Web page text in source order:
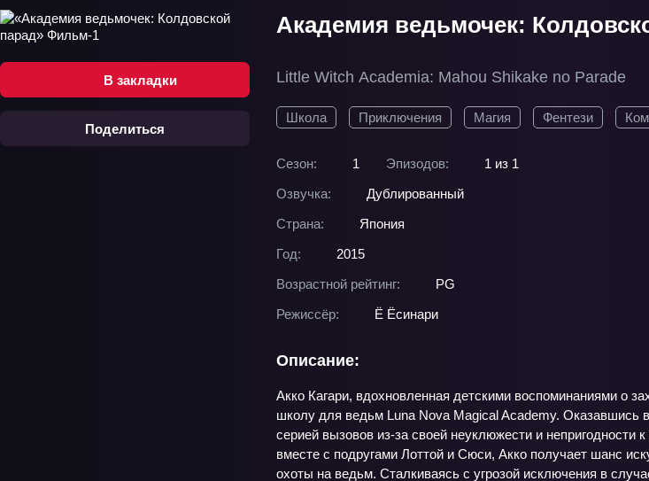
В закладки
Поделиться
Академия ведьмочек:
Little Witch Academia: Mahou Shikake no Parade
Школа Приключения Магия Фентези
Сезон: 1 Эпизодов:
1 из 1
Озвучка:
Дублированный
Страна:
Япония
Год:
2015
Возрастной рейтинг:
PG
Режиссёр:
Ё Ёсинари
Описание:
Акко Кагари, вдохновленная детскими воспоминаниями о
школу для ведьм Luna Nova Magical Academy. Оказавшись
серией вызовов из-за своей неуклюжести и непригодности
вместе с подругами Лоттой и Сюси, Акко получает шанс
охоты на ведьм. Сталкиваясь с угрозой исключения в